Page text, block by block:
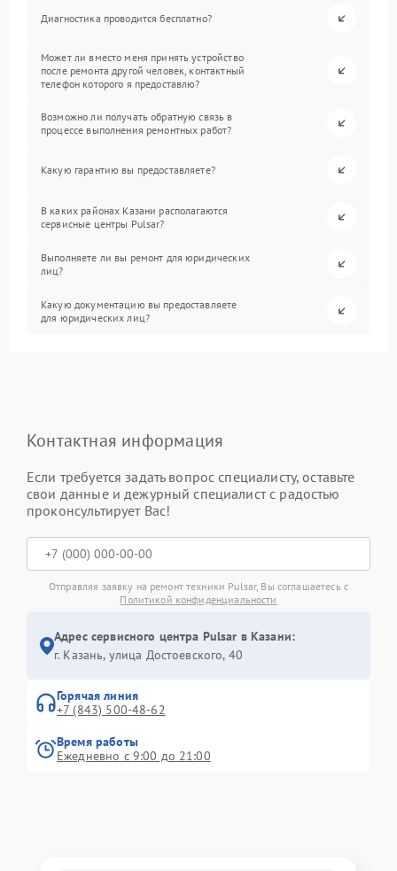
Диагностика проводится бесплатно?
Может ли вместо меня принять устройство
после ремонта другой человек, контактный
телефон которого я предоставлю?
Возможно ли получать обратную связь в
процессе выполнения ремонтных работ?
Какую гарантию вы предоставляете?
В каких районах Казани располагаются
сервисные центры Pulsar?
Выполняете ли вы ремонт для юридических
лиц?
Какую документацию вы предоставляете
для юридических лиц?
Контактная информация
Если требуется задать вопрос специалисту, оставьте
свои данные и дежурный специалист с радостью
проконсультирует Вас!
Отправляя заявку на ремонт техники Pulsar, Вы соглашаетесь с
Политикой конфиденциальности
Адрес сервисного центра Pulsar в Казани:
г. Казань, улица Достоевского, 40
Горячая линия
+7 (843) 500-48-62
Время работы
Ежедневно с 9:00 до 21:00